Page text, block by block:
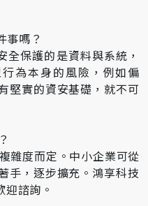
事嗎？
保護的是資料與系統，
為本身的風險，例如偏
堅實的資安基礎，就不可
雜度而定。中小企業可從
手，逐步擴充。鴻享科技
迎諮詢。